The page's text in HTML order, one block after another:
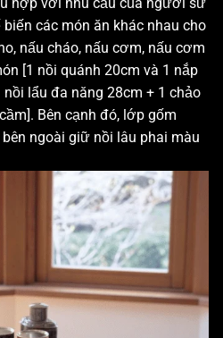
các món ăn khác nhau cho
nấu cháo, nấu cơm, nấu cơm
[1 nồi quánh 20cm và 1 nắp
lẩu đa năng 28cm + 1 chảo
Bên cạnh đó, lớp gốm
ngoài giữ nồi lâu phai màu